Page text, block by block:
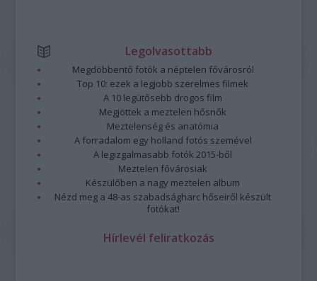
Legolvasottabb
Megdöbbentő fotók a néptelen fővárosról
Top 10: ezek a legjobb szerelmes filmek
A 10 legütősebb drogos film
Megjöttek a meztelen hősnők
Meztelenség és anatómia
A forradalom egy holland fotós szemével
A legizgalmasabb fotók 2015-ből
Meztelen fővárosiak
Készülőben a nagy meztelen album
Nézd meg a 48-as szabadságharc hőseiről készült
fotókat!
Hírlevél feliratkozás